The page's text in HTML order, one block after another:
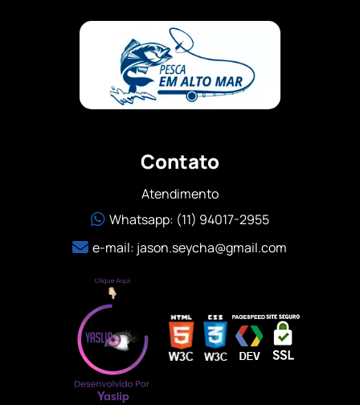
Contato
Atendimento
Whatsapp: (11) 94017-2955
e-mail: jason.seycha@gmail.com